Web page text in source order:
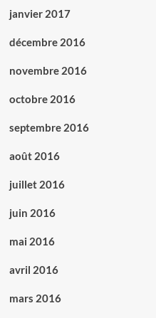
janvier 2017
décembre 2016
novembre 2016
octobre 2016
septembre 2016
août 2016
juillet 2016
juin 2016
mai 2016
avril 2016
mars 2016